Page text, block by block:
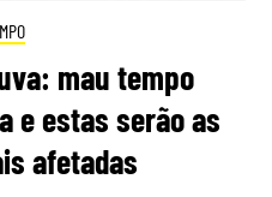
mau tempo
e estas serão as
afetadas